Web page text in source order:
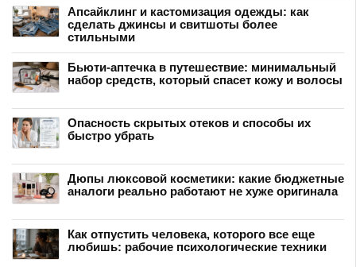
Апсайклинг и кастомизация одежды: как
сделать джинсы и свитшоты более
стильными
Бьюти-аптечка в путешествие: минимальный
набор средств, который спасет кожу и волосы
Опасность скрытых отеков и способы их
быстро убрать
Дюпы люксовой косметики: какие бюджетные
аналоги реально работают не хуже оригинала
Как отпустить человека, которого все еще
любишь: рабочие психологические техники